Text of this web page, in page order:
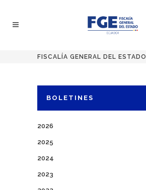
FISCALÍA GENERAL DEL ESTADO
BOLETINES
2026
2025
2024
2023